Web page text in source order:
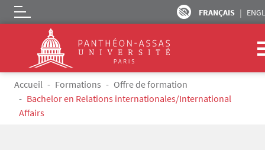
Aller au contenu principal
FRANÇAIS
Logo
Fil d'Ariane
Accueil Formations
Offre de formation
Bachelor en Relations internationales/International
Affairs